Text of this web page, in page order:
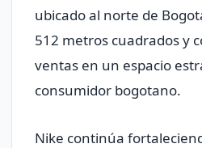
ubicado al norte de
512 metros cuadrados y
ventas en un espacio
consumidor bogotano.
Nike continúa